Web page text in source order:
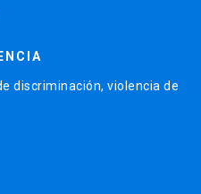
discriminación, violencia de